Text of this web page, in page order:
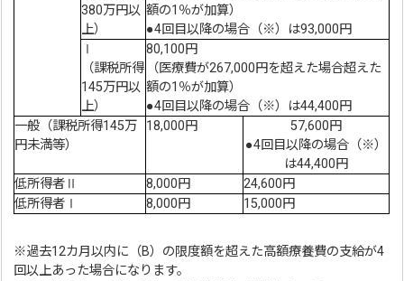
380万円以
上）
額の1％が加算）
●4回目以降の場合（※）は93,000円
Ⅰ
（課税所得
145万円以
上）
80,100円
（医療費が267,000円を超えた場合超えた
額の1％が加算）
●4回目以降の場合（※）は44,400円
一般（課税所得145万
円未満等）
18,000円
57,600円
●4回目以降の場合（※）
は44,400円
低所得者Ⅱ
8,000円
24,600円
低所得者Ⅰ
8,000円 15,000円
※過去12カ月以内に（B）の限度額を超えた高額療養費の支給が4
回以上あった場合になります。